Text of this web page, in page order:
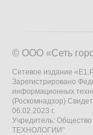
© ООО «Сеть
Сетевое издание
Зарегистрировано
информационных
(Роскомнадзор)
06.02.2023 г.
Учредитель:
ТЕХНОЛОГИИ"